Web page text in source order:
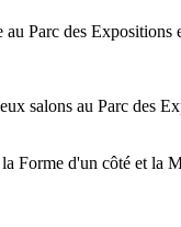
Parc des
salons au Parc des
Forme d'un côté et la